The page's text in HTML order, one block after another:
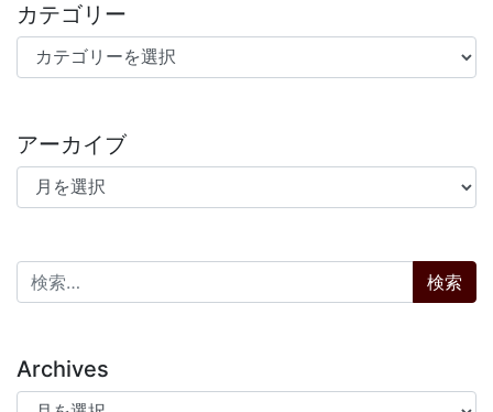
カテゴリー
カテゴリー
アーカイブ
アーカイブ
検索:
Archives
Archives